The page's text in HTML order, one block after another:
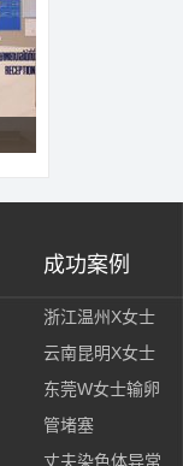
成功案例
浙江温州X女士
云南昆明X女士
东莞W女士输卵
管堵塞
丈夫染色体异常